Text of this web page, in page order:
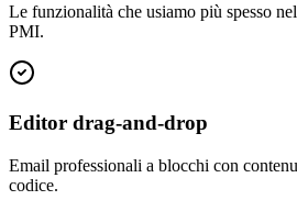
Le funzionalità che usiamo più spesso
PMI.
Editor drag-and-drop
Email professionali a blocchi con
codice.